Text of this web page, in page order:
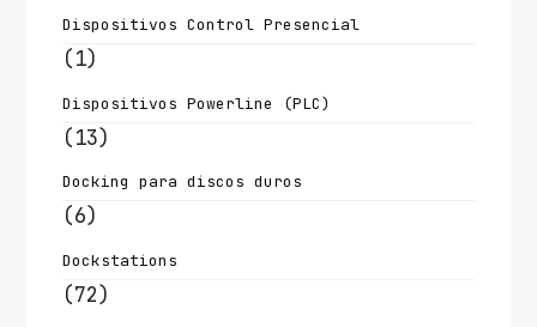
Dispositivos Control Presencial
(1)
Dispositivos Powerline (PLC)
(13)
Docking para discos duros
(6)
Dockstations
(72)